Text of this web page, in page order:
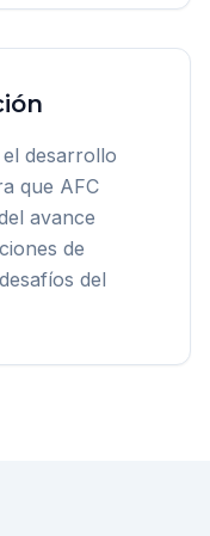
desarrollo
que AFC
avance
de
del